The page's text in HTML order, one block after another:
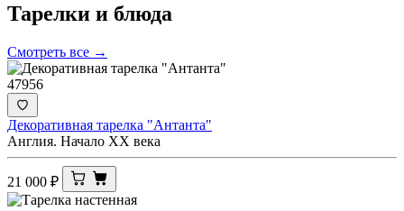
Тарелки и блюда
Смотреть все →
47956
Декоративная тарелка "Антанта"
Англия. Начало ХХ века
21 000 ₽